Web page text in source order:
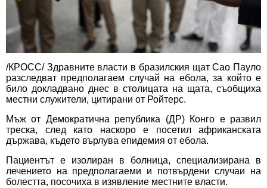
/КРОСС/ Здравните власти в бразилския щат Сао Пауло
разследват предполагаем случай на ебола, за който е
било докладвано днес в столицата на щата, съобщиха
местни служители, цитирани от Ройтерс.
Мъж от Демократична република (ДР) Конго е развил
треска, след като наскоро е посетил африканската
държава, където върлува епидемия от ебола.
Пациентът е изолиран в болница, специализирана в
лечението на предполагаеми и потвърдени случаи на
болестта, посочиха в изявление местните власти.